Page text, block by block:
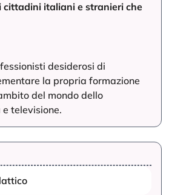
cittadini italiani e stranieri che
desiderosi di
la propria formazione
del mondo dello
televisione.